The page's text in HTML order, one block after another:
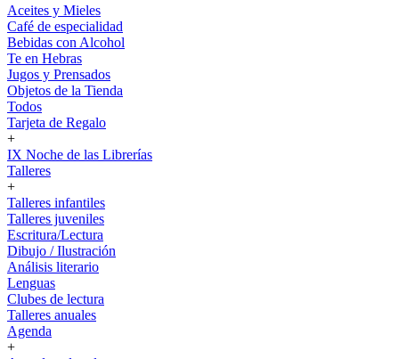
Aceites y Mieles
Café de especialidad
Bebidas con Alcohol
Te en Hebras
Jugos y Prensados
Objetos de la Tienda
Todos
Tarjeta de Regalo
+
IX Noche de las Librerías
Talleres
+
Talleres infantiles
Talleres juveniles
Escritura/Lectura
Dibujo / Ilustración
Análisis literario
Lenguas
Clubes de lectura
Talleres anuales
Agenda
+